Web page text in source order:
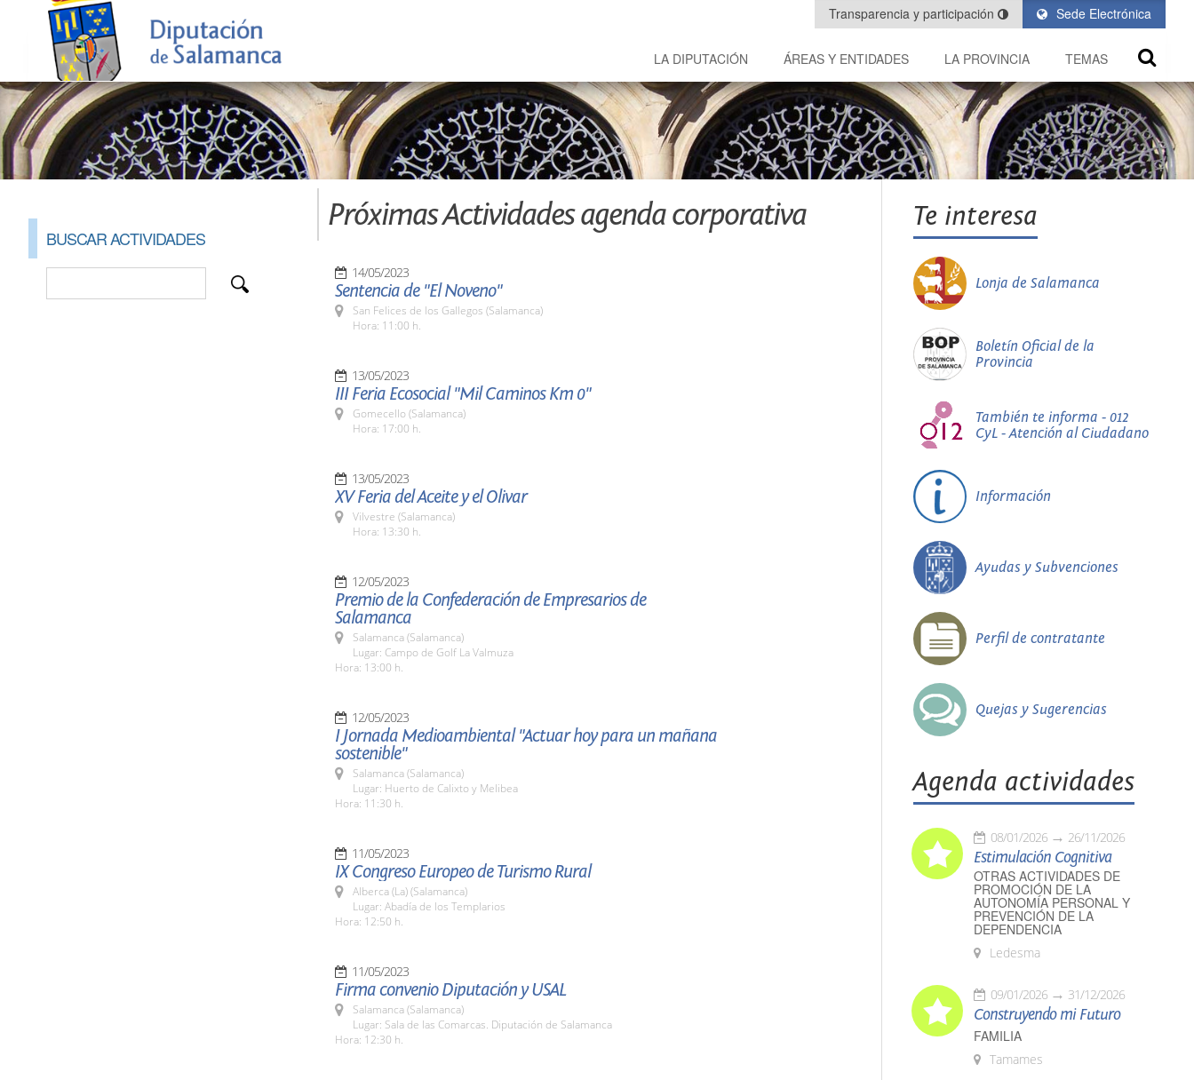
Sede Electrónica
Transparencia y participación
LA DIPUTACIÓN ÁREAS Y ENTIDADES LA PROVINCIA TEMAS
BUSCAR ACTIVIDADES
Próximas Actividades agenda corporativa
14/05/2023
Sentencia de "El Noveno"
San Felices de los Gallegos (Salamanca)
Hora: 11:00 h.
13/05/2023
III Feria Ecosocial "Mil Caminos Km 0"
Gomecello (Salamanca)
Hora: 17:00 h.
13/05/2023
XV Feria del Aceite y el Olivar
Vilvestre (Salamanca)
Hora: 13:30 h.
12/05/2023
Premio de la Confederación de Empresarios de
Salamanca
Salamanca (Salamanca)
Lugar: Campo de Golf La Valmuza
Hora: 13:00 h.
12/05/2023
I Jornada Medioambiental "Actuar hoy para un mañana
sostenible"
Salamanca (Salamanca)
Lugar: Huerto de Calixto y Melibea
Hora: 11:30 h.
11/05/2023
IX Congreso Europeo de Turismo Rural
Alberca (La) (Salamanca)
Lugar: Abadía de los Templarios
Hora: 12:50 h.
11/05/2023
Firma convenio Diputación y USAL
Salamanca (Salamanca)
Lugar: Sala de las Comarcas. Diputación de Salamanca
Hora: 12:30 h.
Te interesa
Lonja de Salamanca
Boletín Oficial de la
Provincia
También te informa - 012
CyL - Atención al Ciudadano
Información
Ayudas y Subvenciones
Perfil de contratante
Quejas y Sugerencias
Agenda actividades
08/01/2026 26/11/2026
Estimulación Cognitiva
OTRAS ACTIVIDADES DE
PROMOCIÓN DE LA
AUTONOMÍA PERSONAL Y
PREVENCIÓN DE LA
DEPENDENCIA
Ledesma
09/01/2026 31/12/2026
Construyendo mi Futuro
FAMILIA
Tamames